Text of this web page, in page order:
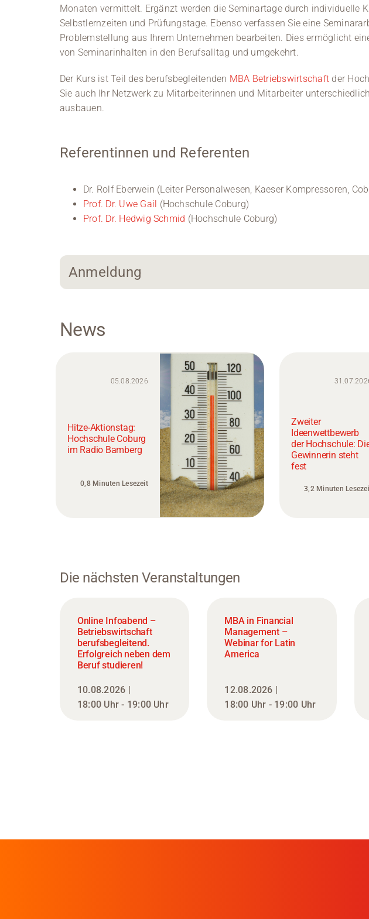
Monaten vermittelt. Ergänzt werden die Seminartage durch individuelle
Selbstlernzeiten und Prüfungstage. Ebenso verfassen Sie eine
Problemstellung aus Ihrem Unternehmen bearbeiten. Dies ermöglicht
von Seminarinhalten in den Berufsalltag und umgekehrt.
Der Kurs ist Teil des berufsbegleitenden MBA Betriebswirtschaft der
Sie auch Ihr Netzwerk zu Mitarbeiterinnen und Mitarbeiter
ausbauen.
Referentinnen und Referenten
Dr. Rolf Eberwein (Leiter Personalwesen, Kaeser Kompressoren,
Prof. Dr. Uwe Gail (Hochschule Coburg)
Prof. Dr. Hedwig Schmid (Hochschule Coburg)
Anmeldung
News
05.08.2026
Hitze-Aktionstag:
Hochschule Coburg
im Radio Bamberg
0,8 Minuten Lesezeit
Zweiter
Ideenwettbewerb
der Hochschule:
Gewinnerin steht
fest
3,2 Minuten
Die nächsten Veranstaltungen
Online Infoabend –
Betriebswirtschaft
berufsbegleitend.
Erfolgreich neben dem
Beruf studieren!
10.08.2026 |
18:00 Uhr - 19:00 Uhr
MBA in Financial
Management –
Webinar for Latin
America
12.08.2026 |
18:00 Uhr - 19:00 Uhr